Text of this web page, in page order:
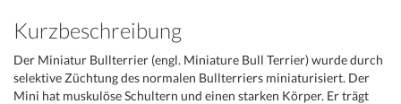
Kurzbeschreibung
Der Miniatur Bullterrier (engl. Miniature Bull Terrier) wurde durch
selektive Züchtung des normalen Bullterriers miniaturisiert. Der
Mini hat muskulöse Schultern und einen starken Körper. Er trägt